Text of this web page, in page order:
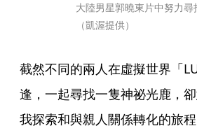
大陸男星郭曉東片中努力尋
（凱渥提供）
截然不同的兩人在虛擬世界「
逢，一起尋找一隻神祕光鹿，
我探索和與親人關係轉化的旅